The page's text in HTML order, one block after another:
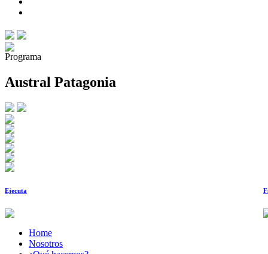
Programa
Austral Patagonia
Ejecuta
Home
Nosotros